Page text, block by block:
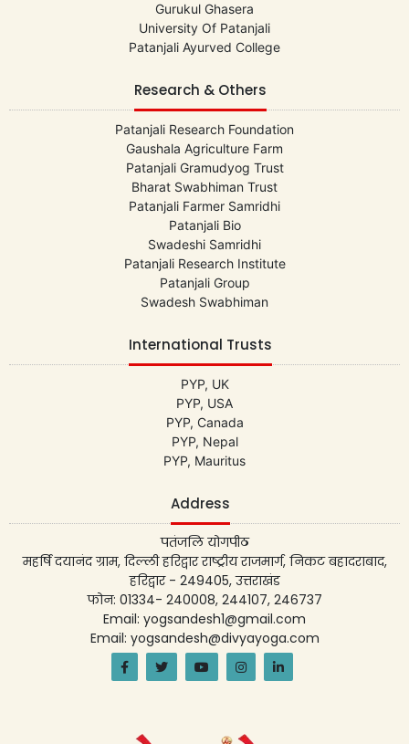
Gurukul Ghasera
University Of Patanjali
Patanjali Ayurved College
Research & Others
Patanjali Research Foundation
Gaushala Agriculture Farm
Patanjali Gramudyog Trust
Bharat Swabhiman Trust
Patanjali Farmer Samridhi
Patanjali Bio
Swadeshi Samridhi
Patanjali Research Institute
Patanjali Group
Swadesh Swabhiman
International Trusts
PYP, UK
PYP, USA
PYP, Canada
PYP, Nepal
PYP, Mauritus
Address
पतंजलि योगपीठ
महर्षि दयानंद ग्राम, दिल्ली हरिद्वार राष्ट्रीय राजमार्ग, निकट बहादराबाद,
हरिद्वार - 249405, उत्तराखंड
फोन: 01334- 240008, 244107, 246737
Email: yogsandesh1@gmail.com
Email: yogsandesh@divyayoga.com